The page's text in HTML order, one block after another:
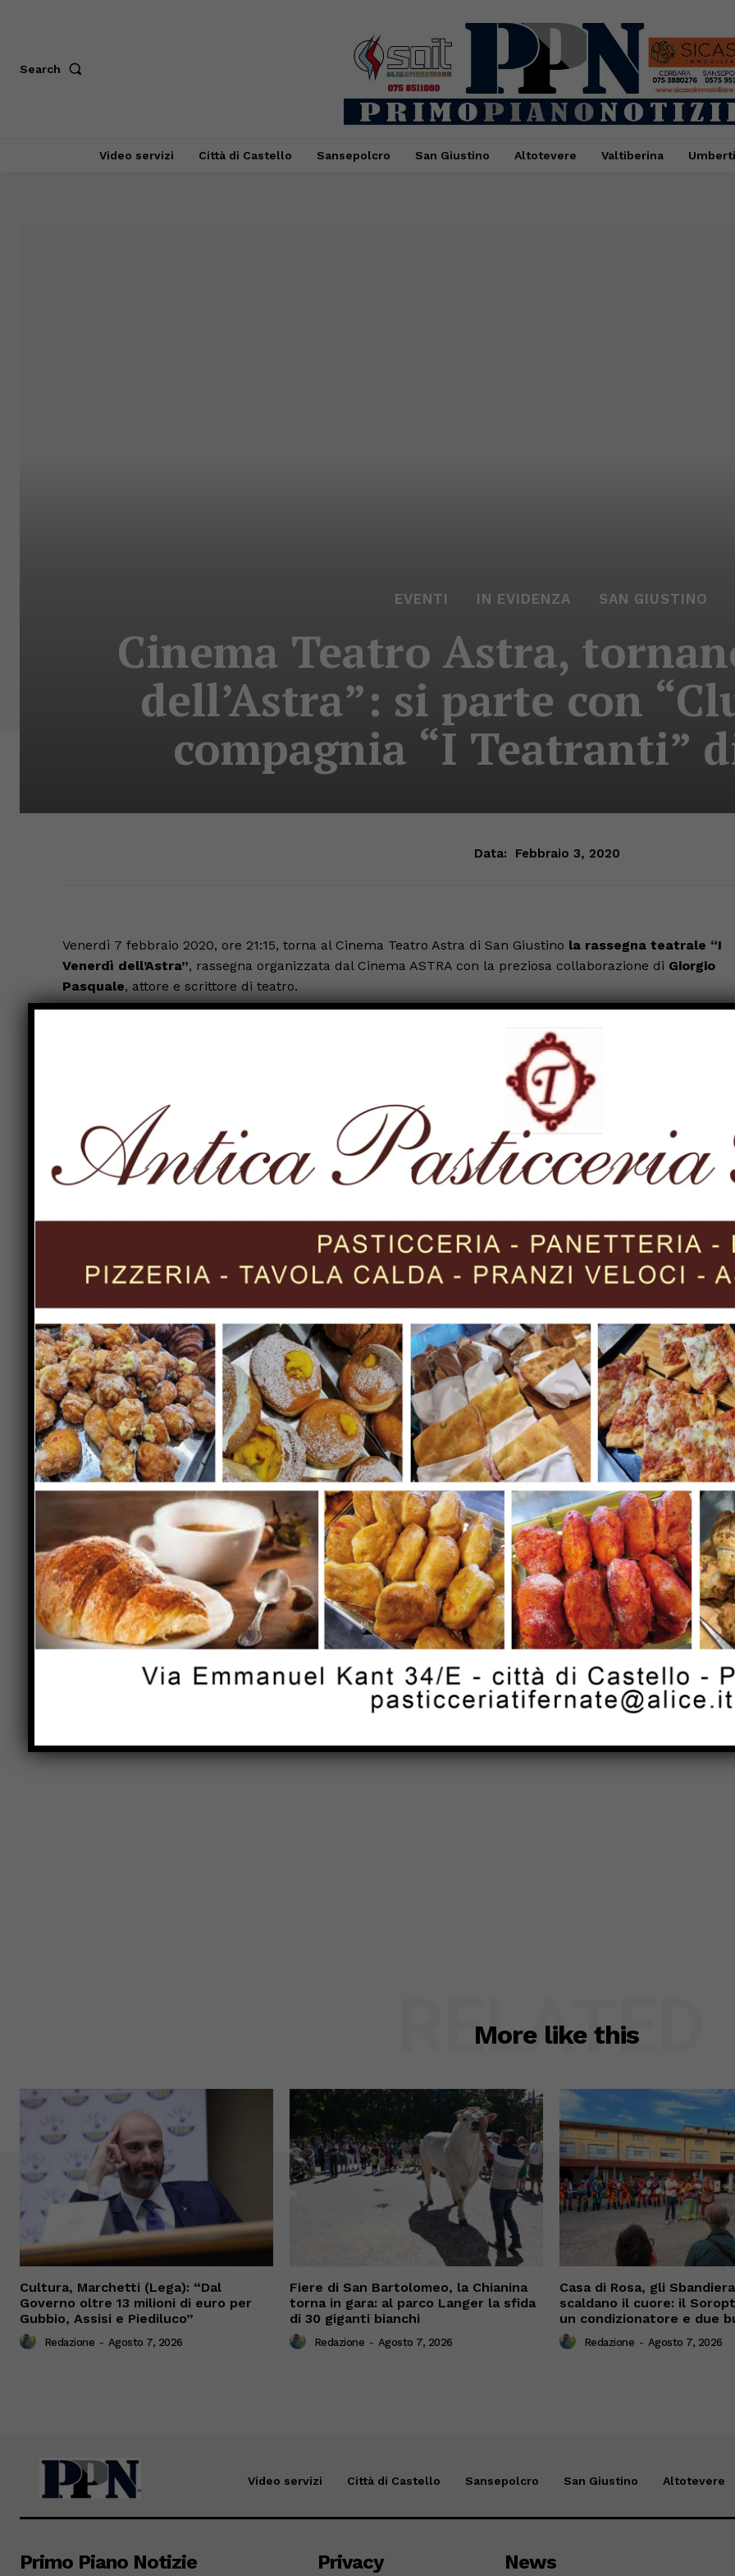
Search
Video servizi Città di Castello Sansepolcro San Giustino Altotevere Valtiberina
EVENTI IN EVIDENZA SAN GIUSTINO
Cinema Teatro Astra,
dell’Astra”: si parte con
compagnia “I Teatranti”
Data: Febbraio 3, 2020
Venerdì 7 febbraio 2020, ore 21:15, torna al Cinema Teatro Astra di San Giustino la rassegna teatrale “I
Venerdì dell’Astra”, rassegna organizzata dal Cinema ASTRA con la preziosa collaborazione di Giorgio
Pasquale, attore e scrittore di teatro.
Si parte quindi proprio questo venerdì con la compagnia teatrale “I Teatranti” di Pistrino con lo spettacolo
La rassegna è composta da una serie di spettacoli teatrali per tutti, divertenti e di qualità. Ingresso 5
Per maggiori informazioni scrivere a
info@astrazioni.net, chiamare 075856625o 3493191176 oppure
il sitohttp://www.astrazioni.net/ , pagina facebookAstra.
Pallavolo serie B1/F: Brignigna (Co.me.t
Città di Castello) “prospettive diverse
crederci”
Torna la Cena del Donatore
organizzata da Avis Umbertide
LEAVE A REPLY
Name:*
Email:*
Save my name, email, and website in this browser for the next time I comment.
More like this
RELATED
Cultura, Marchetti (Lega): “Dal
Governo oltre 13 milioni di euro per
Gubbio, Assisi e Piediluco”
Redazione - Agosto 7, 2026
Fiere di San Bartolomeo, la Chianina
torna in gara: al parco Langer la sfida
di 30 giganti bianchi
Redazione - Agosto 7, 2026
Casa di Rosa, gli
scaldano il cuore: il
un condizionatore e due
Redazione - Agosto 7, 2026
Video servizi Città di Castello Sansepolcro San Giustino Altotevere
Primo Piano Notizie Privacy News